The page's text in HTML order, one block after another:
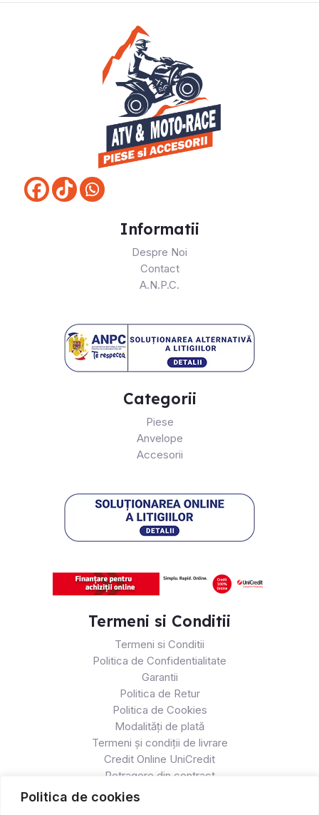
Politica de cookies
Informatii
Despre Noi
Contact
A.N.P.C.
Categorii
Piese
Anvelope
Accesorii
Termeni si Conditii
Termeni si Conditii
Politica de Confidentialitate
Garantii
Politica de Retur
Politica de Cookies
Modalități de plată
Termeni și condiții de livrare
Credit Online UniCredit
Retragere din contract